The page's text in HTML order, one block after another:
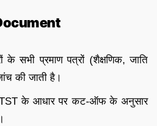
सभी प्रमाण पत्रों (शैक्षणिक, जाति
की जाती है।
के आधार पर कट-ऑफ के अनुसार